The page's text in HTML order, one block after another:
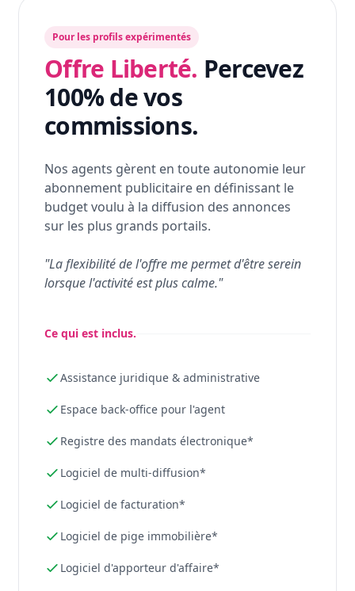
Pour les profils expérimentés
Offre Liberté. Percevez
100% de vos
commissions.
Nos agents gèrent en toute autonomie leur
abonnement publicitaire en définissant le
budget voulu à la diffusion des annonces
sur les plus grands portails.
"La flexibilité de l'offre me permet d'être serein
lorsque l'activité est plus calme."
Ce qui est inclus.
Assistance juridique & administrative
Espace back-office pour l'agent
Registre des mandats électronique*
Logiciel de multi-diffusion*
Logiciel de facturation*
Logiciel de pige immobilière*
Logiciel d'apporteur d'affaire*